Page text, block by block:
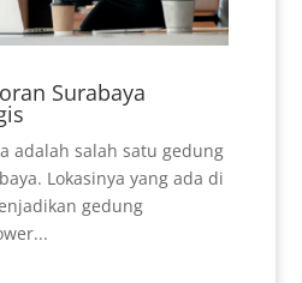
Surabaya
adalah salah satu gedung
Lokasinya yang ada di
gedung